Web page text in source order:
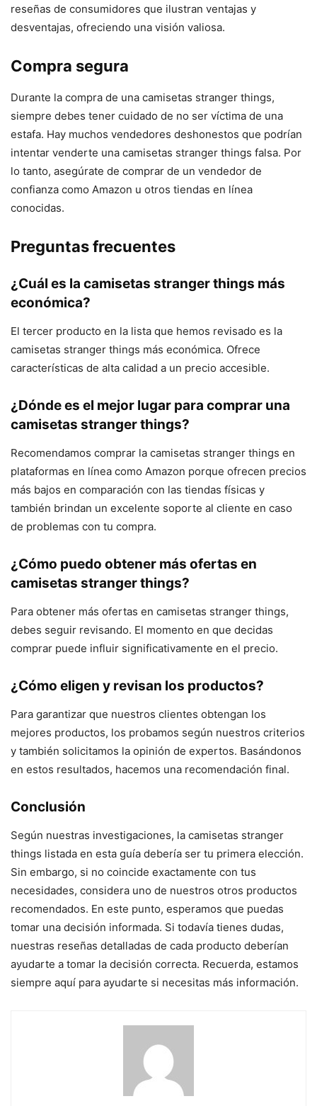
reseñas de consumidores que ilustran ventajas y
desventajas, ofreciendo una visión valiosa.
Compra segura
Durante la compra de una camisetas stranger things,
siempre debes tener cuidado de no ser víctima de una
estafa. Hay muchos vendedores deshonestos que podrían
intentar venderte una camisetas stranger things falsa. Por
lo tanto, asegúrate de comprar de un vendedor de
confianza como Amazon u otros tiendas en línea
conocidas.
Preguntas frecuentes
¿Cuál es la camisetas stranger things más
económica?
El tercer producto en la lista que hemos revisado es la
camisetas stranger things más económica. Ofrece
características de alta calidad a un precio accesible.
¿Dónde es el mejor lugar para comprar una
camisetas stranger things?
Recomendamos comprar la camisetas stranger things en
plataformas en línea como Amazon porque ofrecen precios
más bajos en comparación con las tiendas físicas y
también brindan un excelente soporte al cliente en caso
de problemas con tu compra.
¿Cómo puedo obtener más ofertas en
camisetas stranger things?
Para obtener más ofertas en camisetas stranger things,
debes seguir revisando. El momento en que decidas
comprar puede influir significativamente en el precio.
¿Cómo eligen y revisan los productos?
Para garantizar que nuestros clientes obtengan los
mejores productos, los probamos según nuestros criterios
y también solicitamos la opinión de expertos. Basándonos
en estos resultados, hacemos una recomendación final.
Conclusión
Según nuestras investigaciones, la camisetas stranger
things listada en esta guía debería ser tu primera elección.
Sin embargo, si no coincide exactamente con tus
necesidades, considera uno de nuestros otros productos
recomendados. En este punto, esperamos que puedas
tomar una decisión informada. Si todavía tienes dudas,
nuestras reseñas detalladas de cada producto deberían
ayudarte a tomar la decisión correcta. Recuerda, estamos
siempre aquí para ayudarte si necesitas más información.